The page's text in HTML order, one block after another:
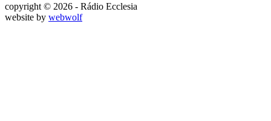
copyright © 2026 - Rádio Ecclesia
website by webwolf